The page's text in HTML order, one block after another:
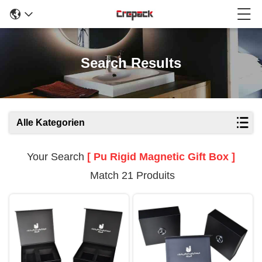
Search Results
Alle Kategorien
Your Search [ Pu Rigid Magnetic Gift Box ]
Match 21 Produits